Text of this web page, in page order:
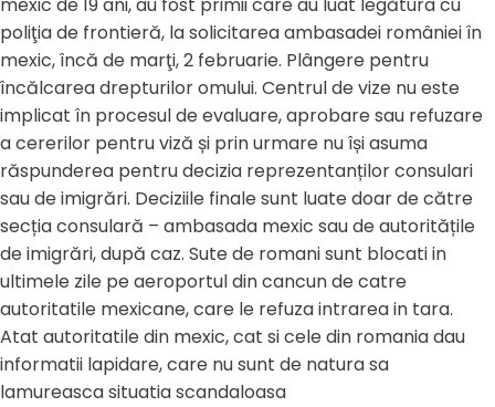
mexic de 19 ani, au fost primii care au luat legătura cu
poliţia de frontieră, la solicitarea ambasadei româniei în
mexic, încă de marţi, 2 februarie. Plângere pentru
încălcarea drepturilor omului. Centrul de vize nu este
implicat în procesul de evaluare, aprobare sau refuzare
a cererilor pentru viză și prin urmare nu își asuma
răspunderea pentru decizia reprezentanților consulari
sau de imigrări. Deciziile finale sunt luate doar de către
secția consulară – ambasada mexic sau de autoritățile
de imigrări, după caz. Sute de romani sunt blocati in
ultimele zile pe aeroportul din cancun de catre
autoritatile mexicane, care le refuza intrarea in tara.
Atat autoritatile din mexic, cat si cele din romania dau
informatii lapidare, care nu sunt de natura sa
lamureasca situatia scandaloasa